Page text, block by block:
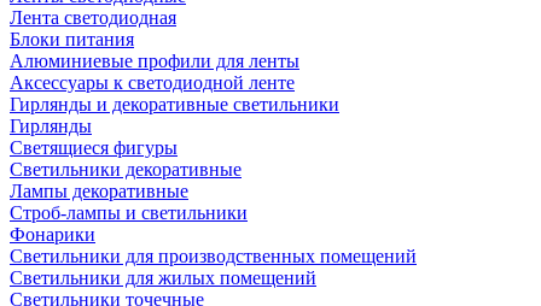
Лента светодиодная
Блоки питания
Алюминиевые профили для ленты
Аксессуары к светодиодной ленте
Гирлянды и декоративные светильники
Гирлянды
Светящиеся фигуры
Светильники декоративные
Лампы декоративные
Строб-лампы и светильники
Фонарики
Светильники для производственных помещений
Светильники для жилых помещений
Светильники точечные